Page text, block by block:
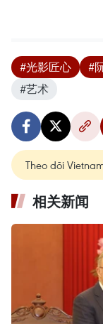
#光影匠心 #
#艺术
Theo dõi
相关新闻